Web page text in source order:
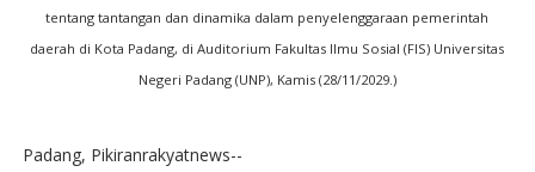
tentang tantangan dan dinamika dalam penyelenggaraan pemerintah
daerah di Kota Padang, di Auditorium Fakultas Ilmu Sosial (FIS) Universitas
Negeri Padang (UNP), Kamis (28/11/2029.)
Padang, Pikiranrakyatnews--